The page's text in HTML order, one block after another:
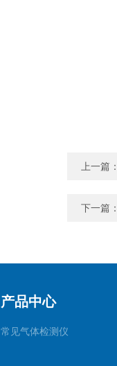
上一篇
下一篇
产品中心
常见气体检测仪